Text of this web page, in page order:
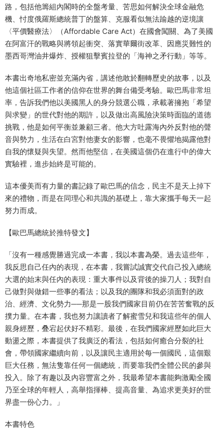
路，包括他籌組內閣時的全盤考量、苦思如何解決全球金融危
機、忖度俄羅斯總統普丁的盤算、克服看似無法踰越的逆境讓
〈平價醫療法〉（Affordable Care Act）在國會闖關、為了美國
在阿富汗的戰略與將領起衝突、落實華爾街改革、因應災難性的
墨西哥灣油井爆炸、授權狙擊賓拉登的「海神之矛行動」等等。
本書出奇地私密並充滿內省，講述他敢於翻轉歷史的故事，以及
他這個社區工作者的信仰在世界的舞台備受考驗。歐巴馬非常坦
率，告訴我們他以美國黑人的身分競選公職，承載著擁抱「希望
與求變」的世代對他的期許，以及做出高風險決策時面臨的道德
挑戰，他是如何平衡並兼顧三者。他大方吐露海內外反對他的聲
音與勢力，生活在白宮對他妻女的影響，也毫不畏懼地揭露他對
自我的懷疑與失望。然而他堅信，在美國這個仍在進行中的偉大
實驗裡，進步始終是可能的。
這本優美而有力量的書記錄了歐巴馬的信念，民主不是天上掉下
來的禮物，而是在同理心和共識的基礎上，靠大家攜手每天一起
努力而成。
【歐巴馬總統於推特發文】
「沒有一種感覺勝過完成一本書，我以本書為榮。過去這些年，
我反思自己任內的表現，在本書，我嘗試誠實交代自己投入總統
大選的始末與任內的表現：重大事件以及背後的操刀人；我對自
己做對與做錯一些事的看法；以及我的團隊和我必須面對的政
治、經濟、文化勢力──那是一股我們國家目前仍在苦苦奮戰的反
撲力量。在本書，我也努力讓讀者了解蜜雪兒和我這些年的個人
親身經歷，叠宕起伏好不精彩。最後，在我們國家經歷如此巨大
動盪之際，本書提供了我廣泛的看法，包括如何癒合分裂的社
會，帶領國家繼續向前，以及讓民主適用於每一個國民，這個艱
巨大任務，無法隻靠任何一個總統，而要靠我們全體公民的參與
投入。除了有趣以及內容豐富之外，我最希望本書能夠激勵全國
乃至全球的年輕人，高舉指揮棒、提高音量、為追求更美好的世
界盡一份心力。」
本書特色